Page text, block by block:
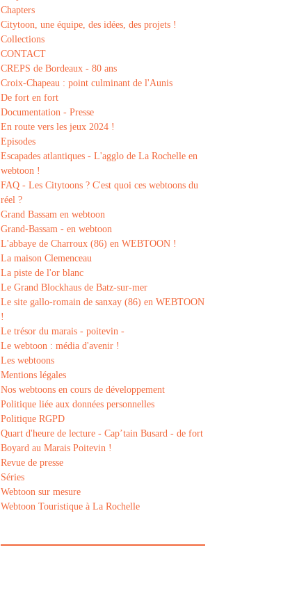
Chapters
Citytoon, une équipe, des idées, des projets !
Collections
CONTACT
CREPS de Bordeaux - 80 ans
Croix-Chapeau : point culminant de l'Aunis
De fort en fort
Documentation - Presse
En route vers les jeux 2024 !
Episodes
Escapades atlantiques - L'agglo de La Rochelle en
webtoon !
FAQ - Les Citytoons ? C'est quoi ces webtoons du
réel ?
Grand Bassam en webtoon
Grand-Bassam - en webtoon
L'abbaye de Charroux (86) en WEBTOON !
La maison Clemenceau
La piste de l'or blanc
Le Grand Blockhaus de Batz-sur-mer
Le site gallo-romain de sanxay (86) en WEBTOON
!
Le trésor du marais - poitevin -
Le webtoon : média d'avenir !
Les webtoons
Mentions légales
Nos webtoons en cours de développement
Politique liée aux données personnelles
Politique RGPD
Quart d'heure de lecture - Cap’tain Busard - de fort
Boyard au Marais Poitevin !
Revue de presse
Séries
Webtoon sur mesure
Webtoon Touristique à La Rochelle